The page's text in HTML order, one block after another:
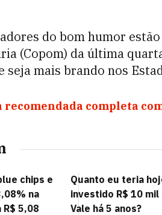
do bom humor
(Copom) da última
seja mais brando nos
completa
chips e
na
R$ 5,08
Quanto eu teria
investido R$ 10 mil
Vale há 5 anos?